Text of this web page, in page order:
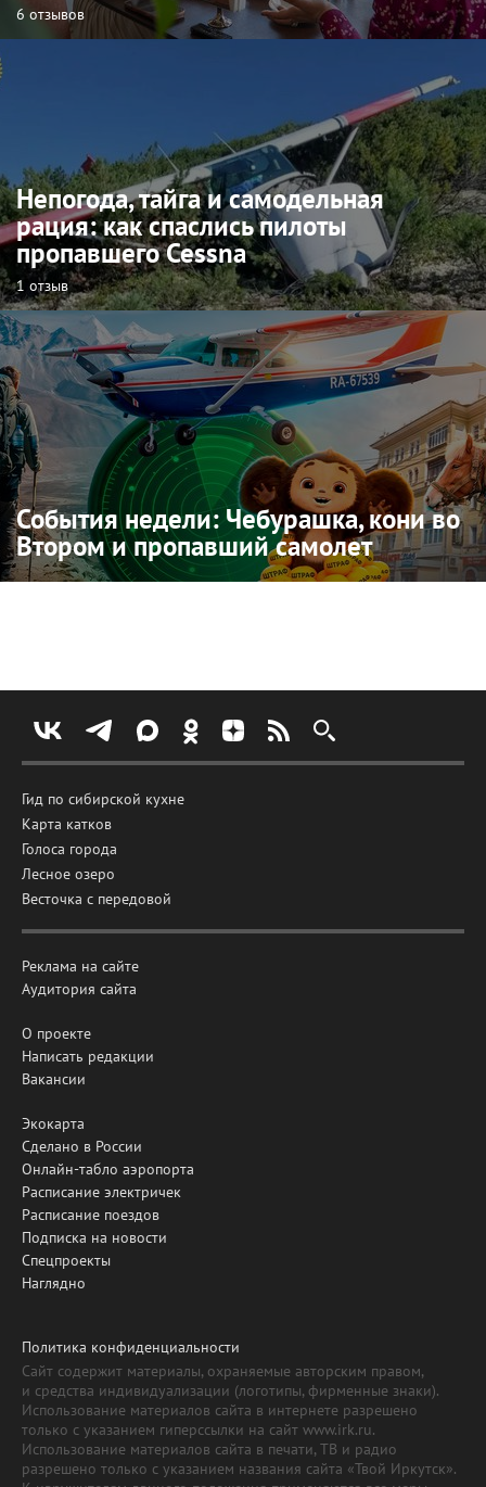
6 отзывов
Непогода, тайга и самодельная
рация: как спаслись пилоты
пропавшего Cessna
1 отзыв
События недели: Чебурашка, кони во
Втором и пропавший самолет
Гид по сибирской кухне
Карта катков
Голоса города
Лесное озеро
Весточка с передовой
Реклама на сайте
Аудитория сайта
О проекте
Написать редакции
Вакансии
Экокарта
Сделано в России
Онлайн-табло аэропорта
Расписание электричек
Расписание поездов
Подписка на новости
Спецпроекты
Наглядно
Политика конфиденциальности
Сайт содержит материалы, охраняемые авторским правом,
и средства индивидуализации (логотипы, фирменные знаки).
Использование материалов сайта в интернете разрешено
только с указанием гиперссылки на сайт www.irk.ru.
Использование материалов сайта в печати, ТВ и радио
разрешено только с указанием названия сайта «Твой Иркутск».